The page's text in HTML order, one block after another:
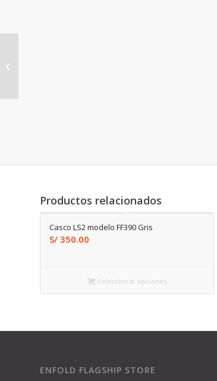
Productos relacionados
Casco LS2 modelo FF390 Gris
S/ 350.00
Seleccionar opciones
ENFOLD FLAGSHIP STORE